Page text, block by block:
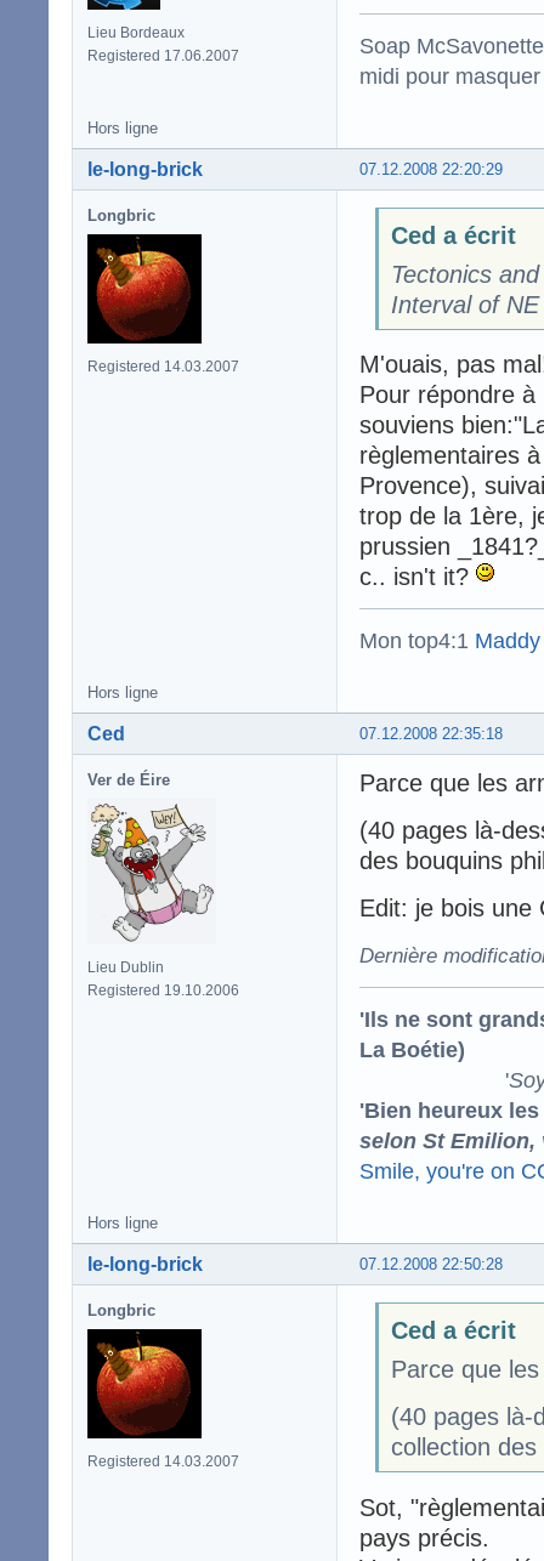
Lieu Bordeaux
Registered 17.06.2007
Soap
midi pour
Hors ligne
07.12.2008 22:20:29
le-long-brick
Longbric
Registered 14.03.2007
Ced a écrit
Tectonics
Interval of
M'ouais, pas
Pour répondre
souviens
règlementaires
Provence),
trop de la 1ère,
prussien
c.. isn't it?
Mon top4:1
Hors ligne
07.12.2008 22:35:18
Ced
Ver de Éire
Lieu Dublin
Registered 19.10.2006
Parce que les
(40 pages là-
des bouquins
Edit: je bois
Dernière
'Ils ne sont
La Boétie)
'
'Bien heureux
selon St Emilion,
Smile, you're on
Hors ligne
07.12.2008 22:50:28
le-long-brick
Longbric
Registered 14.03.2007
Ced a écrit
Parce que
(40 pages là-
collection
Sot,
pays précis.